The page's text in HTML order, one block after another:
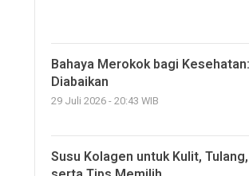
Bahaya Merokok bagi
Diabaikan
29 Juli 2026 - 20:43 WIB
Susu Kolagen untuk Kulit,